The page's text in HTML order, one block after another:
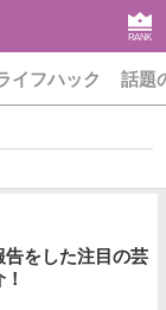
RANK
イフハック 話題
告をした注目の芸